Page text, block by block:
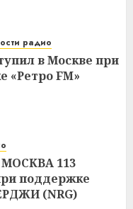
радио
в Москве при
«Ретро FM»
МОСКВА 113
поддержке
(NRG)